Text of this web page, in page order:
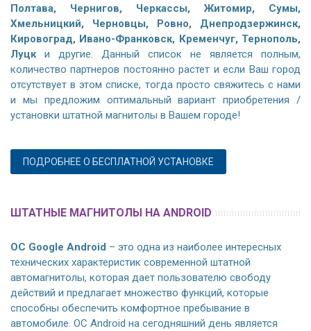
Полтава, Чернигов, Черкассы, Житомир, Сумы,
Хмельницкий, Черновцы, Ровно, Днепродзержинск,
Кировоград, Ивано-Франковск, Кременчуг, Тернополь,
Луцки другие. Данный список не является полным,
количество партнеров постоянно растет и если Ваш город
отсутствует в этом списке, тогда просто свяжитесь с нами
и мы предложим оптимальный вариант приобретения /
установки штатной магнитолы в Вашем городе!
ПОДРОБНЕЕ О БЕСПЛАТНОЙ УСТАНОВКЕ
ШТАТНЫЕ МАГНИТОЛЫ НА ANDROID
ОС Google Android – это одна из наиболее интересных
технических характеристик современной штатной
автомагнитолы, которая дает пользователю свободу
действий и предлагает множество функций, которые
способны обеспечить комфортное пребывание в
автомобиле. ОС Android на сегодняшний день является